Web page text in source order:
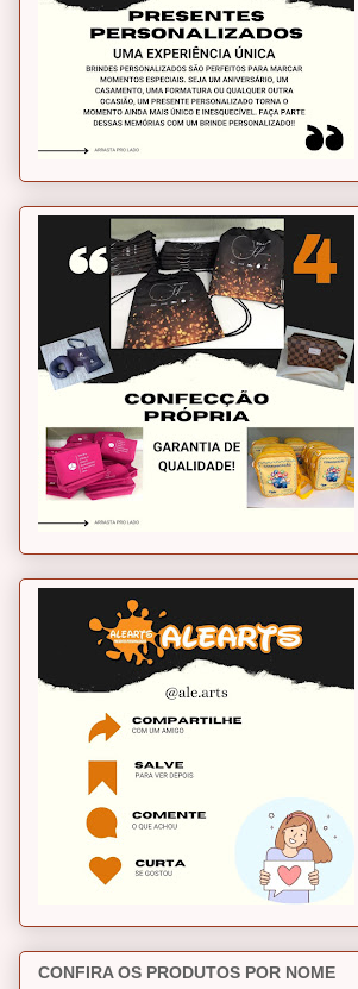
CONFIRA OS PRODUTOS POR NOME